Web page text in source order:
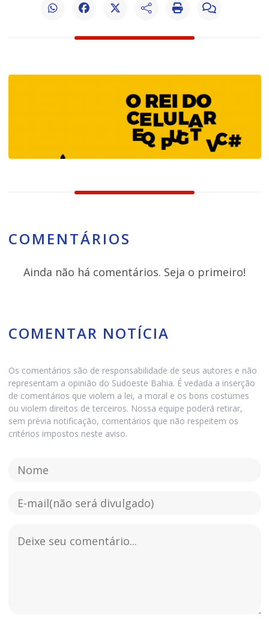
COMENTÁRIOS
Ainda não há comentários. Seja o primeiro!
COMENTAR NOTÍCIA
Os comentários são de responsabilidade de seus autores e não
representam a opinião do Sudoeste Bahia. É vedada a inserção
de comentários que violem a lei, a moral e os bons costumes
ou violem direitos de terceiros. Nossa equipe poderá retirar,
sem prévia notificação, comentários que não respeitem os
critérios impostos neste aviso.